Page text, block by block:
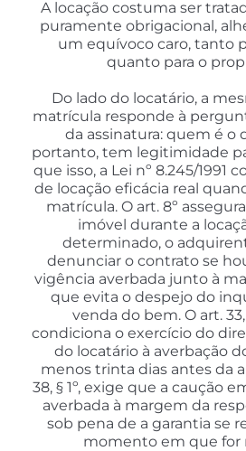
A locação costuma ser
puramente obrigacional,
um equívoco caro, tanto
quanto para o
Do lado do locatário, a
matrícula responde à
da assinatura: quem é o
portanto, tem legitimidade
que isso, a Lei nº 8.245/1991
de locação eficácia real
matrícula. O art. 8º
imóvel durante a
determinado, o
denunciar o contrato se
vigência averbada junto à
que evita o despejo do
venda do bem. O art.
condiciona o exercício do
do locatário à averbação
menos trinta dias antes da
38, § 1º, exige que a caução
averbada à margem da
sob pena de a garantia se
momento em que for